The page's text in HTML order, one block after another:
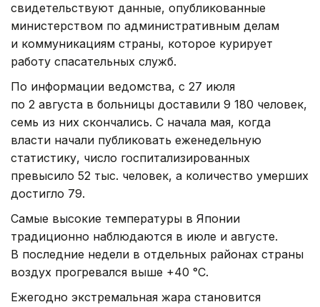
свидетельствуют данные, опубликованные
министерством по административным делам
и коммуникациям страны, которое курирует
работу спасательных служб.
По информации ведомства, с 27 июля
по 2 августа в больницы доставили 9 180 человек,
семь из них скончались. С начала мая, когда
власти начали публиковать еженедельную
статистику, число госпитализированных
превысило 52 тыс. человек, а количество умерших
достигло 79.
Самые высокие температуры в Японии
традиционно наблюдаются в июле и августе.
В последние недели в отдельных районах страны
воздух прогревался выше +40 °C.
Ежегодно экстремальная жара становится